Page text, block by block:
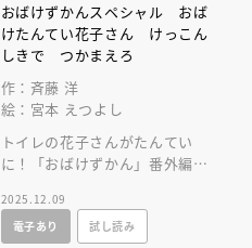
おばけずかんスペシャル おば
けたんてい花子さん けっこん
しきで つかまえろ
作：斉藤 洋
絵：宮本 えつよし
トイレの花子さんがたんてい
に！「おばけずかん」番外編、
さんがしょうてんがいのじけん
をかいけつ！
2025.12.09
電子あり
試し読み